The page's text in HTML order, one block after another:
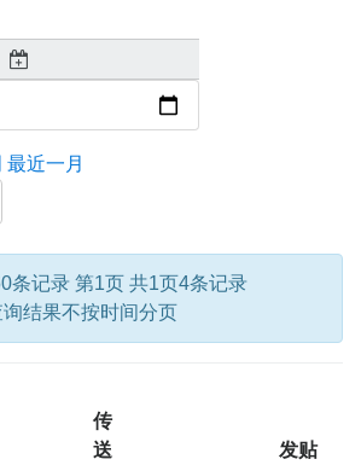
最近一月
条记录 第1页 共1页4条记录
结果不按时间分页
传
送
发贴